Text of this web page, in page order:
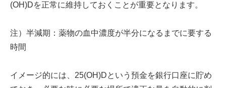
(OH)Dを正常に維持しておくことが重要となります。
注）半減期：薬物の血中濃度が半分になるまでに要する
時間
イメージ的には、25(OH)Dという預金を銀行口座に貯め